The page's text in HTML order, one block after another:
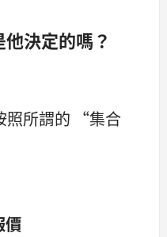
決定的嗎？
照所謂的 “集合
價